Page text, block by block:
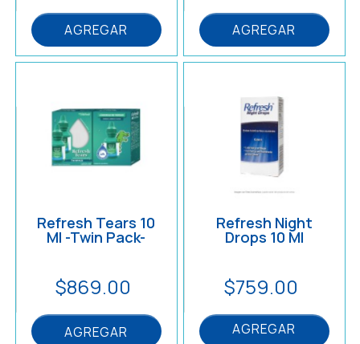
AGREGAR AGREGAR
Refresh Tears 10
Ml -Twin Pack-
$869.00
AGREGAR
Refresh Night
Drops 10 Ml
$759.00
AGREGAR